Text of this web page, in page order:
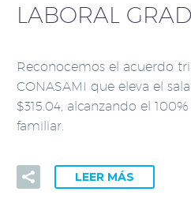
LABORAL
Reconocemos el acuerdo
CONASAMI que eleva el
$315.04, alcanzando el
familiar.
LEER MÁS